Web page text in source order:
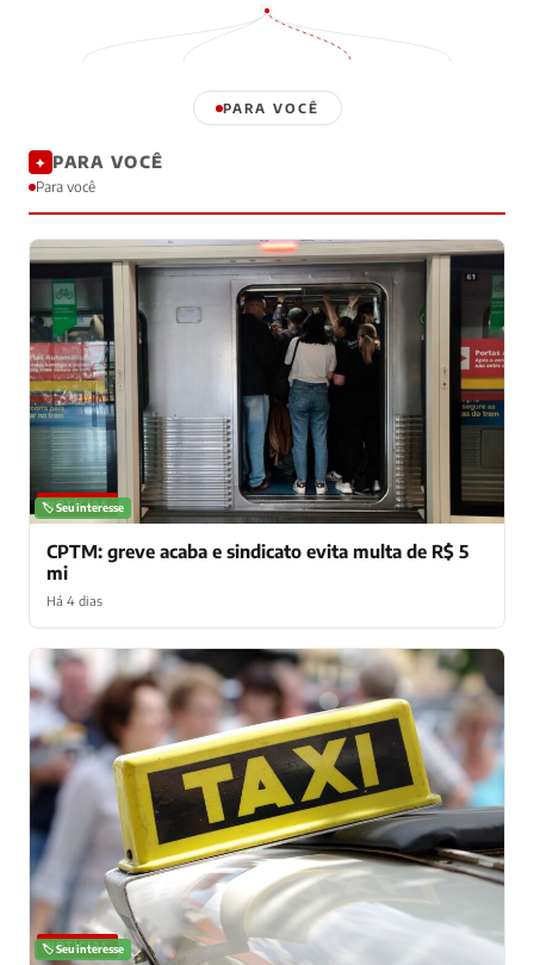
PARA VOCÊ
✦ PARA VOCÊ
Para você
NOTÍCIAS
🏷️ Seu interesse
CPTM: greve acaba e sindicato evita multa de R$ 5
mi
Há 4 dias
NOTÍCIAS
🏷️ Seu interesse